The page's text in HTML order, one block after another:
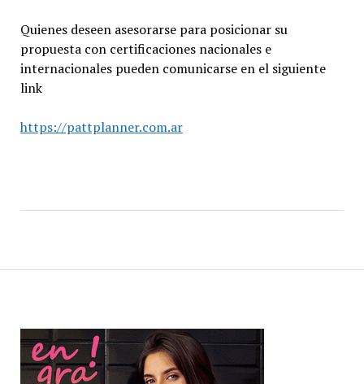
Quienes deseen asesorarse para posicionar su
propuesta con certificaciones nacionales e
internacionales pueden comunicarse en el siguiente
link
https://pattplanner.com.ar